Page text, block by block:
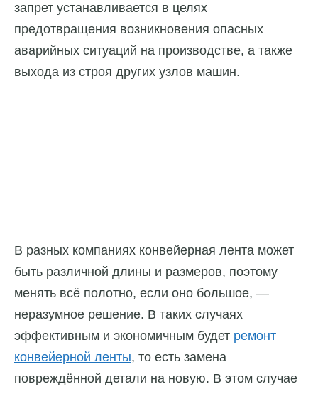
запрет устанавливается в целях
предотвращения возникновения опасных
аварийных ситуаций на производстве, а также
выхода из строя других узлов машин.
В разных компаниях конвейерная лента может
быть различной длины и размеров, поэтому
менять всё полотно, если оно большое, —
неразумное решение. В таких случаях
эффективным и экономичным будет ремонт
конвейерной ленты, то есть замена
повреждённой детали на новую. В этом случае